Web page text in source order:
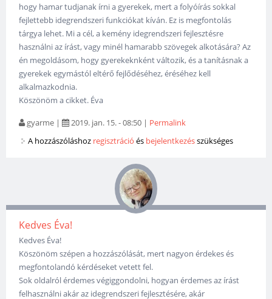
hogy hamar tudjanak írni a gyerekek, mert a folyóírás sokkal
fejlettebb idegrendszeri funkciókat kíván. Ez is megfontolás
tárgya lehet. Mi a cél, a kemény idegrendszeri fejlesztésre
használni az írást, vagy minél hamarabb szövegek alkotására? Az
én megoldásom, hogy gyerekeknként változik, és a tanításnak a
gyerekek egymástól eltérő fejlődéséhez, éréséhez kell
alkalmazkodnia.
Köszönöm a cikket. Éva
gyarme | 2019. jan. 15. - 08:50 | Permalink
A hozzászóláshoz regisztráció és bejelentkezésszükséges
Kedves Éva!
Kedves Éva!
Köszönöm szépen a hozzászólását, mert nagyon érdekes és
megfontolandó kérdéseket vetett fel.
Sok oldalról érdemes végiggondolni, hogyan érdemes az írást
felhasználni akár az idegrendszeri fejlesztésére, akár